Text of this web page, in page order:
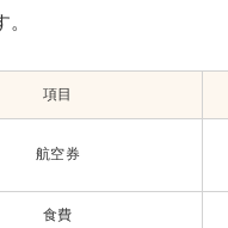
項目
航空券
食費